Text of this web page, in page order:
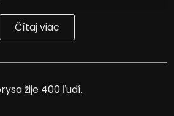
Čítaj viac